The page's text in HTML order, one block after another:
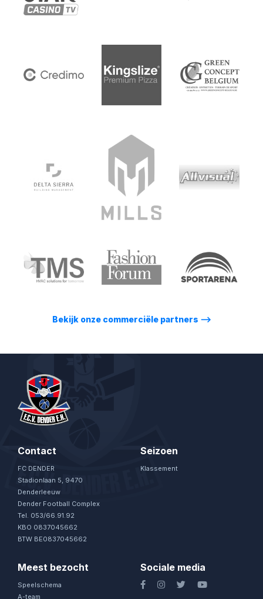
Bekijk onze commerciële partners ⟶
Contact
FC DENDER
Stadionlaan 5, 9470
Denderleeuw
Dender Football Complex
Tel. 053/66.91.92
KBO 0837045662
BTW BE0837045662
Seizoen
Klassement
Meest bezocht
Speelschema
A-team
Sociale media